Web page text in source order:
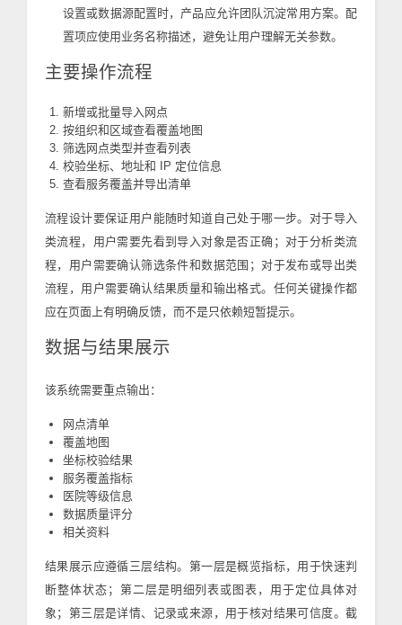
设置或数据源配置时，产品应允许团队沉淀常用方案。配
置项应使用业务名称描述，避免让用户理解无关参数。
主要操作流程
新增或批量导入网点
按组织和区域查看覆盖地图
筛选网点类型并查看列表
校验坐标、地址和 IP 定位信息
查看服务覆盖并导出清单
流程设计要保证用户能随时知道自己处于哪一步。对于导入
类流程，用户需要先看到导入对象是否正确；对于分析类流
程，用户需要确认筛选条件和数据范围；对于发布或导出类
流程，用户需要确认结果质量和输出格式。任何关键操作都
应在页面上有明确反馈，而不是只依赖短暂提示。
数据与结果展示
该系统需要重点输出：
网点清单
覆盖地图
坐标校验结果
服务覆盖指标
医院等级信息
数据质量评分
相关资料
结果展示应遵循三层结构。第一层是概览指标，用于快速判
断整体状态；第二层是明细列表或图表，用于定位具体对
象；第三层是详情、记录或来源，用于核对结果可信度。截